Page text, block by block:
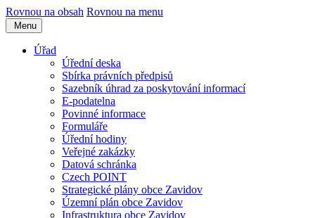
Rovnou na obsah Rovnou na menu
Menu
Úřad
Úřední deska
Sbírka právních předpisů
Sazebník úhrad za poskytování informací
E-podatelna
Povinné informace
Formuláře
Úřední hodiny
Veřejné zakázky
Datová schránka
Czech POINT
Strategické plány obce Zavidov
Územní plán obce Zavidov
Infrastruktura obce Zavidov